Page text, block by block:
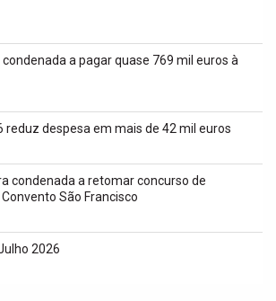
a pagar quase 769 mil euros à
reduz despesa em mais de 42 mil euros
condenada a retomar concurso de
São Francisco
2026